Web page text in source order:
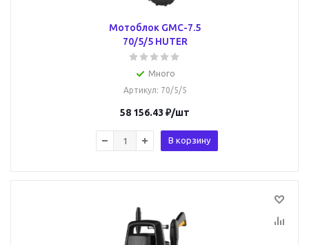
Мотоблок GMC-7.5
70/5/5 HUTER
Много
Артикул: 70/5/5
58 156.43 ₽/шт
В корзину